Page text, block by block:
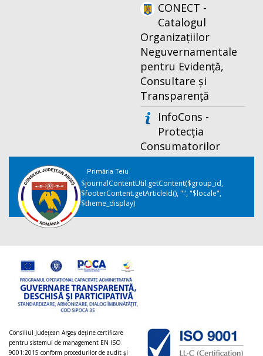
CONECT -
Catalogul
Organizațiilor
Neguvernamentale
pentru Evidență,
Consultare și
Transparență
InfoCons -
Protecția
Consumatorilor
Primăria Teiu
$journalContentUtil.getContent($group_id,
$footerContent.getArticleId(), "", "$locale",
$theme_display)
Consiliul Judeţean Argeș deţine certificare
pentru sistemul de management EN ISO
9001:2015 conform procedurilor de audit şi